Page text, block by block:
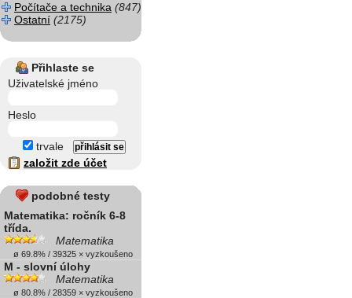
Počítače a technika (847)
Ostatní (2175)
Přihlaste se
Uživatelské jméno
Heslo
trvale
založit zde účet
podobné testy
Matematika: ročník 6-8
třída.
Matematika
ø 69.8% / 39325 × vyzkoušeno
M - slovní úlohy
Matematika
ø 80.8% / 28359 × vyzkoušeno